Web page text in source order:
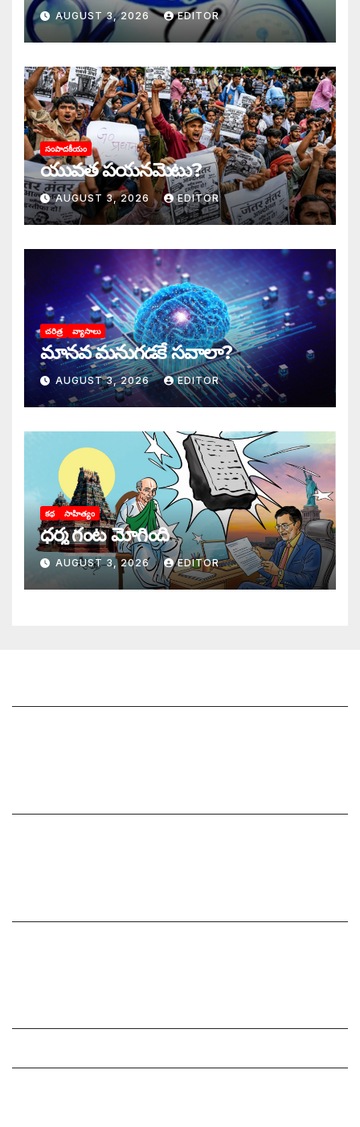
AUGUST 3, 2026 EDITOR
సంపాదకీయం
యువత పయనమెటు?
AUGUST 3, 2026 EDITOR
చరిత్ర వ్యాసాలు
మానవ మనుగడకే సవాలా?
AUGUST 3, 2026 EDITOR
కథ సాహిత్యం
ధర్మ గంట మోగింది
AUGUST 3, 2026 EDITOR